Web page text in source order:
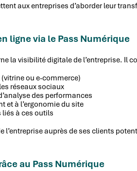
aux entreprises d’aborder leur
ligne via le Pass Numérique
la visibilité digitale de l’entreprise. Il
ou e-commerce)
réseaux sociaux
des performances
et à l’ergonomie du site
à ces outils
auprès de ses clients
au Pass Numérique